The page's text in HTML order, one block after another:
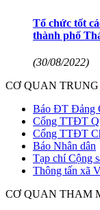
Tổ chức tốt
thành phố
(30/08/2022)
CƠ QUAN
Báo ĐT Đảng
Cổng TTĐT
Cổng TTĐT
Báo Nhân dân
Tạp chí Cộng
Thông tấn xã
CƠ QUAN THAM